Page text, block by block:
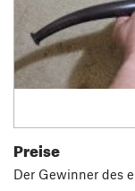
Preise
Der Gewinner des